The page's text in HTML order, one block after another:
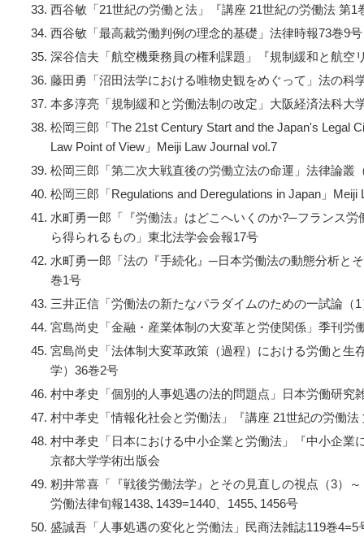
西谷敏「21世紀の労働と法」『講座 21世紀の労働法 第1
西谷敏「最高裁労働判例の理念的基礎」法律時報73巻9号
深谷信夫「航空機乗務員の権利課題」『規制緩和と航空
藤田勇「沼田法学における唯物史観をめぐって」法の科
本多淳亮「規制緩和と労働法制の改定」大阪経済法科大
松岡三郎「The 21st Century Start and the Japan's Legal
Law Point of View 」 Meiji Law Journal vol.7
松岡三郎「第二次大戦直後の労働立法の命運」法律論叢
松岡三郎「Regulations and Deregulations in Japan 」 Meiji
水町勇一郎「『労働法』はどこへいくのか?─フランス
ら得られるもの」東北法学会会報17号
水町勇一郎「法の『手続化』─日本労働法の動態分析と
巻1号
三井正信「労働法の新たなパラダイムのための一試論（
宮島尚史「金融・産業体制の大変革と労使関係」季刊労
宮島尚史「法体制大変革政策（過程）における労働と生
学）36巻2号
村中孝史「個別的人事処遇の法的問題点」日本労働研究
村中孝史「情報化社会と労働法」『講座 21世紀の労働法
村中孝史「日本における中小企業と労働法」『中小企業
京都大学学術出版会
籾井常喜「『戦後労働法学』とその見直しの視点（3）
労働法律旬報1438､1439=1440、1455､1456号
盛誠吾「人事処遇の変化と労働法」民商法雑誌119巻4=5